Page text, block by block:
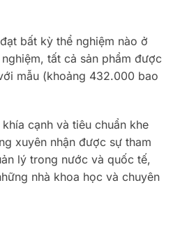
bất kỳ thể nghiệm nào ở
tất cả sản phẩm được
mẫu (khoảng 432.000 bao
cạnh và tiêu chuẩn khe
xuyên nhận được sự tham
lý trong nước và quốc tế,
nhà khoa học và chuyên